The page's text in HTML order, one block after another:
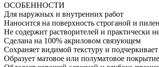
ОСОБЕННОСТИ
Для наружных и внутренних работ
Наносится на поверхность строганой и
Не содержит растворителей и практически
Сделана на 100% акриловом связующем
Сохраняет видимой текстуру и
Образует матовое или полуматовое